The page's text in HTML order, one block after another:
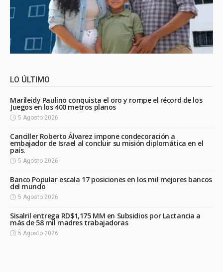
LO ÚLTIMO
Marileidy Paulino conquista el oro y rompe el récord de los
Juegos en los 400 metros planos
5 Agosto 2026
Canciller Roberto Álvarez impone condecoración a
embajador de Israel al concluir su misión diplomática en el
país.
5 Agosto 2026
Banco Popular escala 17 posiciones en los mil mejores bancos
del mundo
5 Agosto 2026
Sisalril entrega RD$1,175 MM en Subsidios por Lactancia a
más de 58 mil madres trabajadoras
5 Agosto 2026